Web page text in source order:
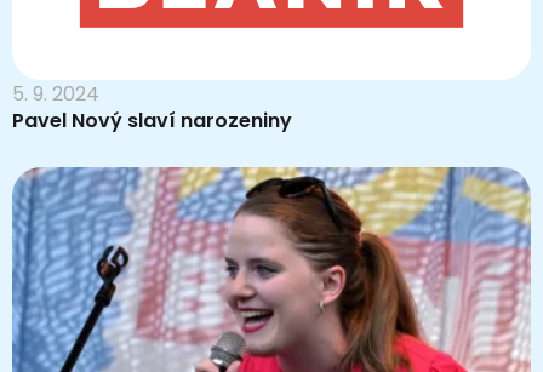
5. 9. 2024
Pavel Nový slaví narozeniny